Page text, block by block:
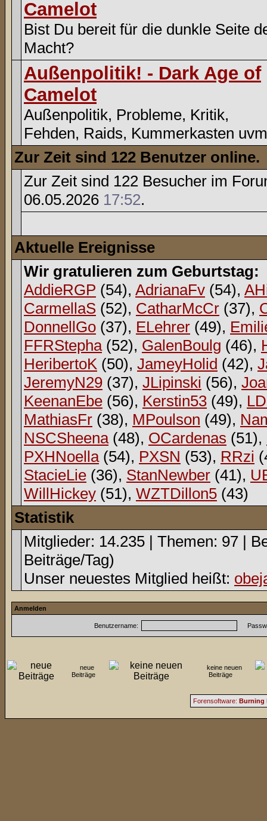
Camelot
Bist Du bereit für die dunkle Seite
Macht?
Außenpolitik! - Dark Age of
Camelot
Außenpolitik, Probleme, Kritik,
Fehden, Raids, Kummerkasten
Zur Zeit sind 122 Benutzer online.
Zur Zeit sind 122 Besucher im
06.05.2026 17:52.
Aktuelle Ereignisse
Wir gratulieren zum Geburtstag:
AddieRGP (54), AdrianaFv (54),
CarmellaS (52), CatharMcCr (37),
DonnellGo (37), ELehrer (49),
FFRStepha(52), GalenBoulg (46),
HeribertoK (50), JameyHolid (42),
JeremyN29 (37), JLipinski (56),
KeenanEbe (56), Kerstin53 (49),
MathiasFr (38), MPoulson (49),
NSCSheena(48), OCardenas (51),
PXHNoella(54), PXSN (53), RRzi
StacieLie (36), StanNewber (41),
WillHickey (51), WZTDillon5 (43)
Statistik
Mitglieder: 14.235 | Themen: 97 |
Beiträge/Tag)
Unser neuestes Mitglied heißt:
Anmelden
Benutzername:
neue
Beiträge
keine neuen
Beiträge
Forensoftware: Burning